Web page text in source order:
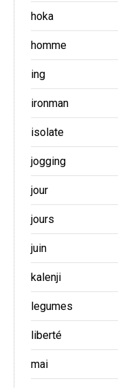
hoka
homme
ing
ironman
isolate
jogging
jour
jours
juin
kalenji
legumes
liberté
mai